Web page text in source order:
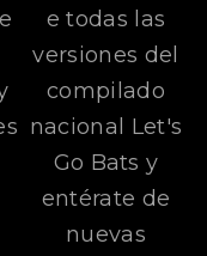
e todas las
versiones del
compilado
nacional Let's
Go Bats y
entérate de
nuevas